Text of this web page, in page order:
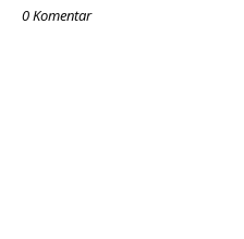
0 Komentar